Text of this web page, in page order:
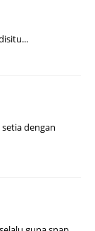
dengan